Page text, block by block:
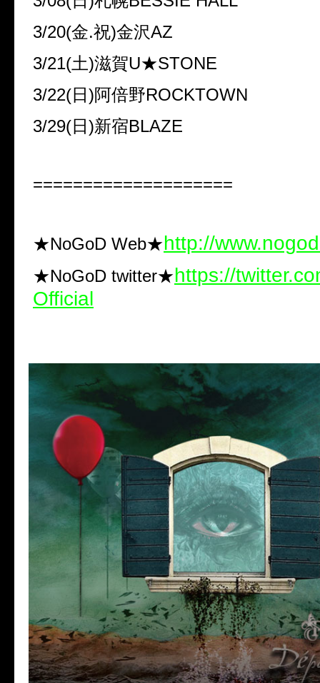
3/20(金.祝)金沢AZ
3/21(土)滋賀U★STONE
3/22(日)阿倍野ROCKTOWN
3/29(日)新宿BLAZE
====================
★NoGoD Web★http://
★NoGoD twitter★https://
Official